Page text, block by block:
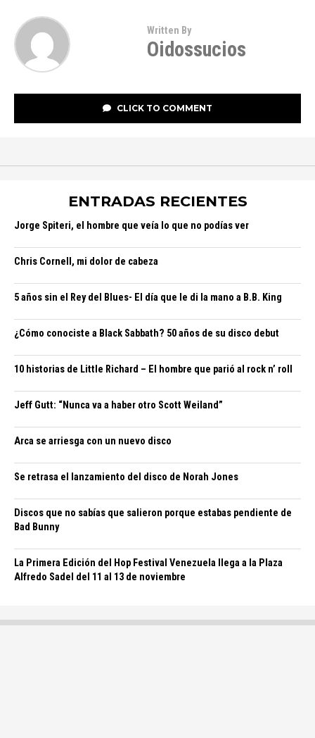
Written By
Oidossucios
CLICK TO COMMENT
ENTRADAS RECIENTES
Jorge Spiteri, el hombre que veía lo que no podías ver
Chris Cornell, mi dolor de cabeza
5 años sin el Rey del Blues- El día que le di la mano a B.B. King
¿Cómo conociste a Black Sabbath? 50 años de su disco debut
10 historias de Little Richard – El hombre que parió al rock n’ roll
Jeff Gutt: “Nunca va a haber otro Scott Weiland”
Arca se arriesga con un nuevo disco
Se retrasa el lanzamiento del disco de Norah Jones
Discos que no sabías que salieron porque estabas pendiente de
Bad Bunny
La Primera Edición del Hop Festival Venezuela llega a la Plaza
Alfredo Sadel del 11 al 13 de noviembre